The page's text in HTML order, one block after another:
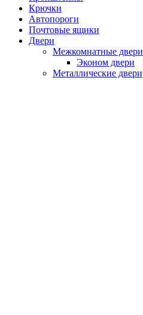
Крючки
Автопороги
Почтовые ящики
Двери
Межкомнатные двери
Эконом двери
Металлические двери